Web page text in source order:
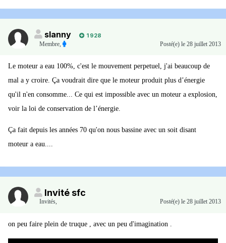
slanny
1 928
Membre
Posté(e) le 28 juillet 2013
Le moteur a eau 100%, c'est le mouvement perpetuel, j'ai beaucoup de
mal a y croire. Ça voudrait dire que le moteur produit plus d’énergie
qu'il n'en consomme... Ce qui est impossible avec un moteur a explosion,
voir la loi de conservation de l’énergie.
Ça fait depuis les années 70 qu'on nous bassine avec un soit disant
moteur a eau....
Invité sfc
Invités Posté(e) le 28 juillet 2013
on peu faire plein de truque , avec un peu d'imagination .